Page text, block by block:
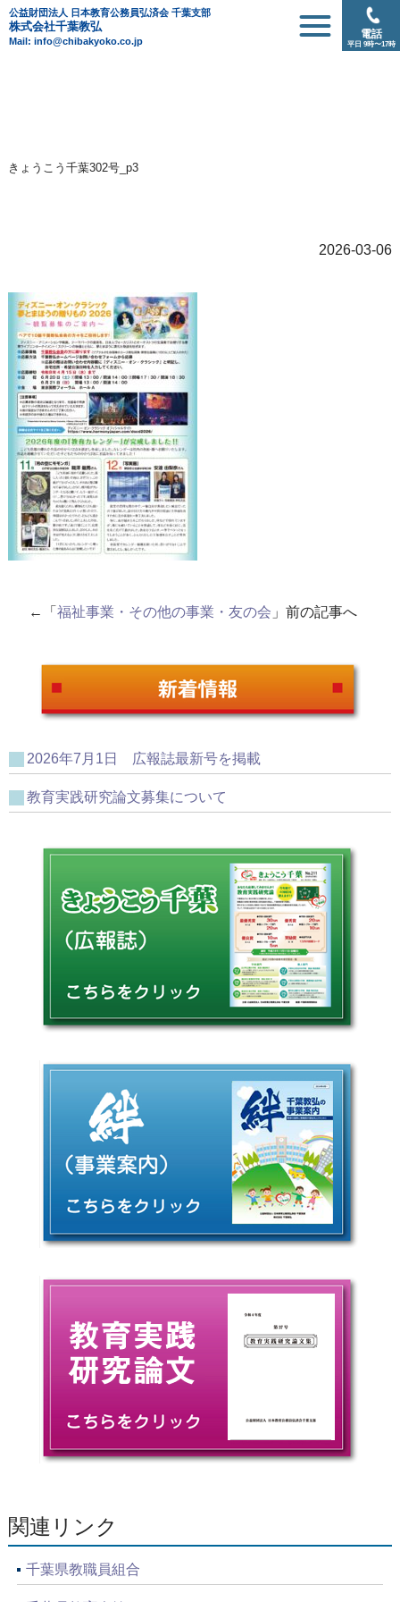
公益財団法人 日本教育公務員弘済会 千葉支部
株式会社千葉教弘
Mail: info@chibakyoko.co.jp
電話
平日 9時〜17時
きょうこう千葉302号_p3
2026-03-06
←「 福祉事業・その他の事業・友の会 」前の記事へ
2026年7月1日 広報誌最新号を掲載
教育実践研究論文募集について
関連リンク
千葉県教職員組合